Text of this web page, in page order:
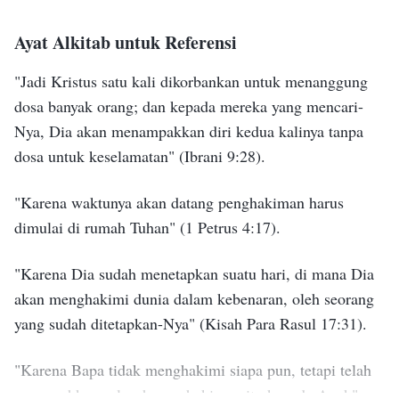
tidak tahu kapan hari itu tiba. Anak Manusia mengacu
pada daging inkarnasi Tuhan, seorang manusia yang
normal dan biasa. Bahkan Anak Manusia sendiri tidak
tahu, jadi bagaimana mungkin engkau tahu?
firman itu adalah perkataan Roh Kudus, karena Tuhan
adalah Roh Kudus dan dapat juga menjadi daging;
karena itu, perkataan Roh Kudus, seperti yang diucapkan
di masa lalu, adalah firman yang diucapkan Tuhan yang
berinkarnasi saat ini. Ada banyak manusia absurd yang
percaya bahwa karena Roh Kuduslah yang berbicara,
suara-Nya seharusnya diucapkan dari surga untuk
seperti ini tidak memahami pekerjaan Tuhan.
Sesungguhnya, perkataan yang diucapkan Roh Kudus
adalah perkataan yang diucapkan Tuhan yang menjadi
daging. Roh Kudus tidak dapat berbicara secara
langsung kepada manusia; bahkan pada Zaman Hukum
—Firman, Vol. 1, Penampakan dan Pekerjaan Tuhan,
“Bagaimana Mungkin Manusia yang Telah Membatasi Tuhan
dalam Gagasannya Dapat Menerima Penyingkapan Tuhan?”
Ayat Alkitab untuk Referensi
"Jadi Kristus satu kali dikorbankan untuk menanggung
dosa banyak orang; dan kepada mereka yang mencari-
Nya, Dia akan menampakkan diri kedua kalinya tanpa
dosa untuk keselamatan" (Ibrani 9:28).
"Karena waktunya akan datang penghakiman harus
dimulai di rumah Tuhan" (1 Petrus 4:17).
"Karena Dia sudah menetapkan suatu hari, di mana Dia
akan menghakimi dunia dalam kebenaran, oleh seorang
yang sudah ditetapkan-Nya" (Kisah Para Rasul 17:31).
"Karena Bapa tidak menghakimi siapa pun, tetapi telah